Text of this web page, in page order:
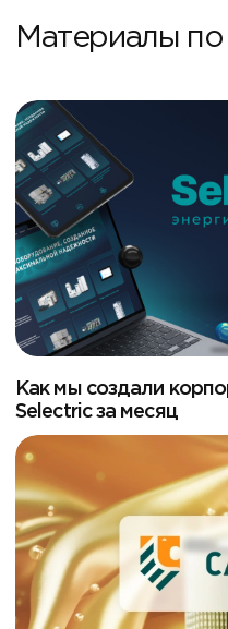
Материалы по
Как мы создали
Selectric за месяц